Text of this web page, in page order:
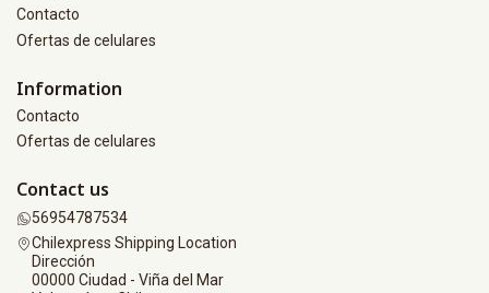
Contacto
Ofertas de celulares
Information
Contacto
Ofertas de celulares
Contact us
56954787534
Chilexpress Shipping Location
Dirección
00000 Ciudad - Viña del Mar